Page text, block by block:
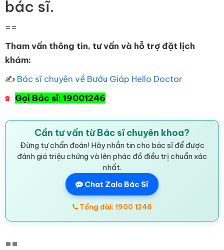
bác sĩ.
==
Tham vấn thông tin, tư vấn và hỗ trợ đặt lịch
khám:
✍ Bác sĩ chuyên về Bướu Giáp Hello Doctor
☎ Gọi Bác sĩ: 19001246
Cần tư vấn từ Bác sĩ chuyên khoa?
Đừng tự chẩn đoán! Hãy nhắn tin cho bác sĩ để được
đánh giá triệu chứng và lên phác đồ điều trị chuẩn xác
nhất.
Chat Zalo Bác Sĩ
Tổng đài: 1900 1246
==